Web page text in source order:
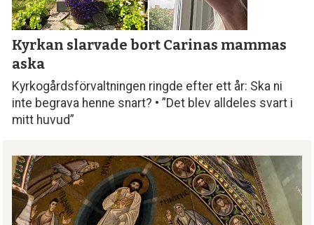
Kyrkan slarvade bort Carinas mammas
aska
Kyrkogårdsförvaltningen ringde efter ett år: Ska ni
inte begrava henne snart? • ”Det blev alldeles svart i
mitt huvud”